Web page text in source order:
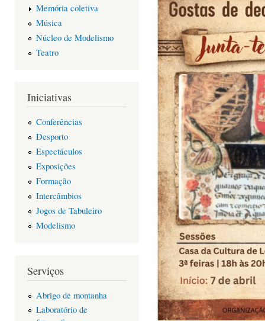
Memória coletiva
Música
Núcleo de Modelismo
Teatro
Iniciativas
Conferências
Desporto
Espectáculos
Exposições
Formação
Intercâmbios
Jogos de Tabuleiro
Modelismo
Serviços
Abrigo de montanha
Laboratório de